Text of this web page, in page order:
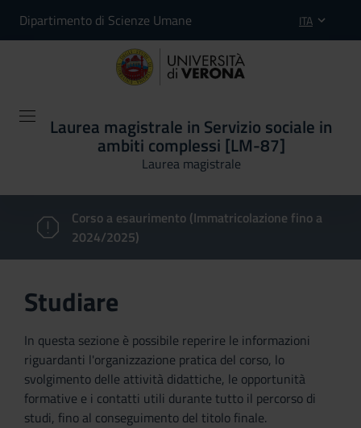
Dipartimento di Scienze Umane ITA
Laurea magistrale in Servizio sociale in
ambiti complessi [LM-87]
Laurea magistrale
Corso a esaurimento (Immatricolazione fino a
2024/2025)
Studiare
In questa sezione è possibile reperire le informazioni
riguardanti l'organizzazione pratica del corso, lo
svolgimento delle attività didattiche, le opportunità
formative e i contatti utili durante tutto il percorso di
studi, fino al conseguimento del titolo finale.